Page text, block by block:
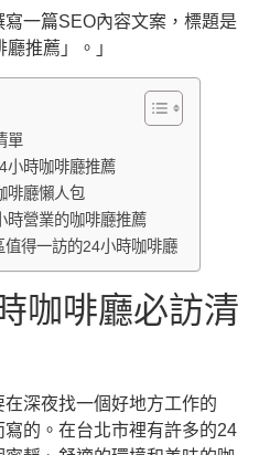
寫一篇SEO內容文案，標題是
推薦」。」
單
小時咖啡廳推薦
啡廳懶人包
時營業的咖啡廳推薦
得一訪的24小時咖啡廳
咖啡廳必訪清
深夜找一個好地方工作的
的。在台北市裡有許多的24